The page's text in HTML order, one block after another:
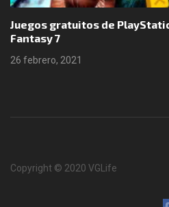
Juegos gratuitos de
Fantasy 7
26 febrero, 2021
Copyright © 2020 VGLife